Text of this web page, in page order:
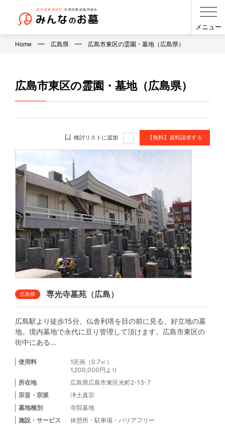
メニュー
Home 広島県 広島市東区の霊園・墓地（広島県）
広島市東区の霊園・墓地（広島県）
検討リストに追加 【無料】資料請求する
広島県 専光寺墓苑（広島）
広島駅より徒歩15分、仏舎利塔を目の前に見る、好立地の墓
地。境内墓地で永代に亘り管理して頂けます。広島市東区の
街中にある...
使用料
1区画（0.7㎡）
1,200,000円より
所在地
広島県広島市東区光町2-13-7
宗旨・宗派
浄土真宗
墓地種別
寺院墓地
施設・サービス
休憩所 ・ 駐車場 ・ バリアフリー